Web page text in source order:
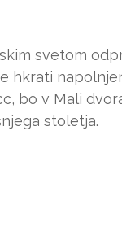
svetom
hkrati
bo v Mali
stoletja.